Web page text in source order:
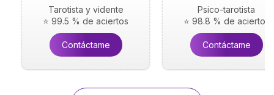
Tarotista y vidente
⭐ 99.5 % de aciertos
Contáctame
Psico-tarotista
⭐ 98.8 % de aciertos
Contáctame